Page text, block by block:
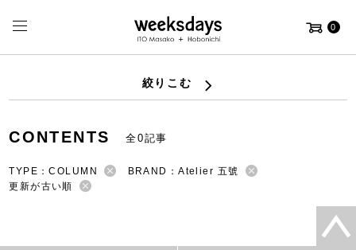
0
絞りこむ
CONTENTS 全0記事
TYPE：COLUMN
BRAND：Atelier 五號
更新が古い順